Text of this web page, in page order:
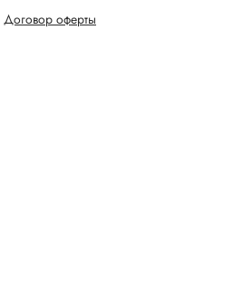
Договор оферты